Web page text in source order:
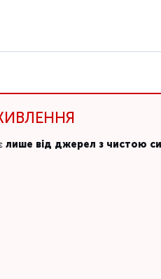
лише від джерел з чистою